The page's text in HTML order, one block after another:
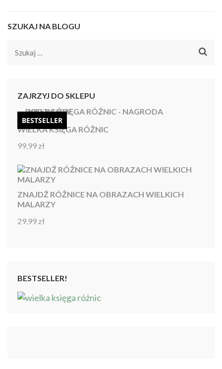
SZUKAJ NA BLOGU
Szukaj:
ZAJRZYJ DO SKLEPU
BESTSELLER
WIELKA KSIĘGA RÓŻNIC
Oceniono
99,99 zł
ZNAJDŹ RÓŻNICE NA OBRAZACH WIELKICH
MALARZY
Oceniono
29,99 zł
BESTSELLER!